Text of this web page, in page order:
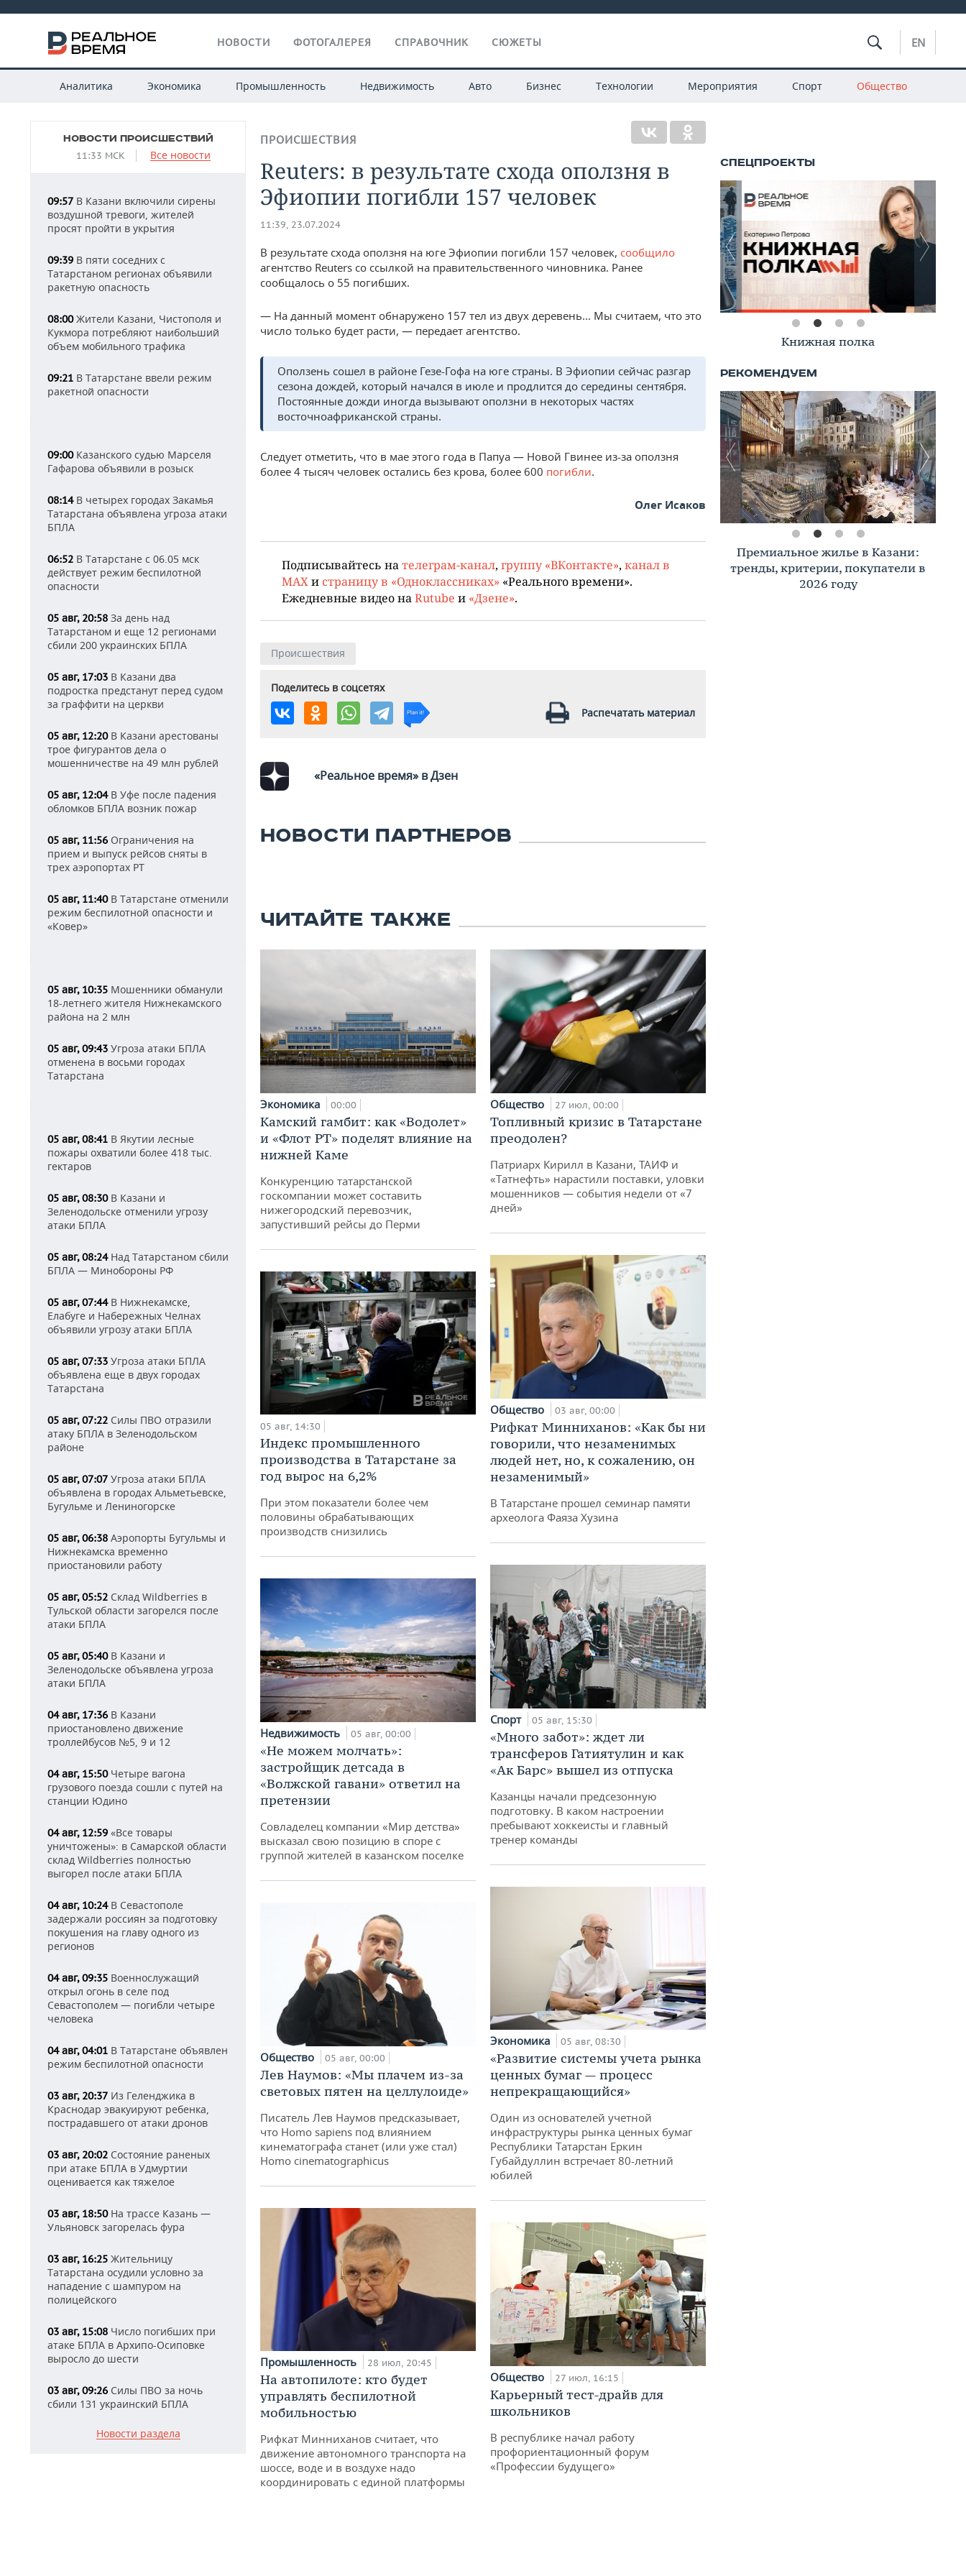
НОВОСТИ ФОТОГАЛЕРЕЯ СПРАВОЧНИК СЮЖЕТЫ EN
Аналитика Экономика Промышленность Недвижимость Авто Бизнес Технологии Мероприятия Спорт Общество
НОВОСТИ ПРОИСШЕСТВИЙ
11:33 МСК Все новости
09:57 В Казани включили сирены
воздушной тревоги, жителей
просят пройти в укрытия
09:39 В пяти соседних с
Татарстаном регионах объявили
ракетную опасность
08:00Жители Казани, Чистополя и
Кукмора потребляют наибольший
объем мобильного трафика
09:21 В Татарстане ввели режим
ракетной опасности
09:00Казанского судью Марселя
Гафарова объявили в розыск
08:14В четырех городах Закамья
Татарстана объявлена угроза атаки
БПЛА
06:52 В Татарстане с 06.05 мск
действует режим беспилотной
опасности
05 авг, 20:58 За день над
Татарстаном и еще 12 регионами
сбили 200 украинских БПЛА
05 авг, 17:03 В Казани два
подростка предстанут перед судом
за граффити на церкви
05 авг, 12:20В Казани арестованы
трое фигурантов дела о
мошенничестве на 49 млн рублей
05 авг, 12:04В Уфе после падения
обломков БПЛА возник пожар
05 авг, 11:56 Ограничения на
прием и выпуск рейсов сняты в
трех аэропортах РТ
05 авг, 11:40В Татарстане отменили
режим беспилотной опасности и
«Ковер»
05 авг, 10:35 Мошенники обманули
18-летнего жителя Нижнекамского
района на 2 млн
05 авг, 09:43 Угроза атаки БПЛА
отменена в восьми городах
Татарстана
05 авг, 08:41 В Якутии лесные
пожары охватили более 418 тыс.
гектаров
05 авг, 08:30В Казани и
Зеленодольске отменили угрозу
атаки БПЛА
05 авг, 08:24Над Татарстаном сбили
БПЛА — Минобороны РФ
05 авг, 07:44В Нижнекамске,
Елабуге и Набережных Челнах
объявили угрозу атаки БПЛА
05 авг, 07:33 Угроза атаки БПЛА
объявлена еще в двух городах
Татарстана
05 авг, 07:22 Силы ПВО отразили
атаку БПЛА в Зеленодольском
районе
05 авг, 07:07 Угроза атаки БПЛА
объявлена в городах Альметьевске,
Бугульме и Лениногорске
05 авг, 06:38 Аэропорты Бугульмы и
Нижнекамска временно
приостановили работу
05 авг, 05:52 Склад Wildberries в
Тульской области загорелся после
атаки БПЛА
05 авг, 05:40В Казани и
Зеленодольске объявлена угроза
атаки БПЛА
04 авг, 17:36 В Казани
приостановлено движение
троллейбусов №5, 9 и 12
04 авг, 15:50Четыре вагона
грузового поезда сошли с путей на
станции Юдино
04 авг, 12:59 «Все товары
уничтожены»: в Самарской области
склад Wildberries полностью
выгорел после атаки БПЛА
04 авг, 10:24В Севастополе
задержали россиян за подготовку
покушения на главу одного из
регионов
04 авг, 09:35 Военнослужащий
открыл огонь в селе под
Севастополем — погибли четыре
человека
04 авг, 04:01 В Татарстане объявлен
режим беспилотной опасности
03 авг, 20:37 Из Геленджика в
Краснодар эвакуируют ребенка,
пострадавшего от атаки дронов
03 авг, 20:02 Состояние раненых
при атаке БПЛА в Удмуртии
оценивается как тяжелое
03 авг, 18:50На трассе Казань —
Ульяновск загорелась фура
03 авг, 16:25 Жительницу
Татарстана осудили условно за
нападение с шампуром на
полицейского
03 авг, 15:08 Число погибших при
атаке БПЛА в Архипо-Осиповке
выросло до шести
03 авг, 09:26 Силы ПВО за ночь
сбили 131 украинский БПЛА
Новости раздела
ПРОИСШЕСТВИЯ
Reuters: в результате схода оползня в
Эфиопии погибли 157 человек
11:39, 23.07.2024
В результате схода оползня на юге Эфиопии погибли 157 человек, сообщило
агентство Reuters со ссылкой на правительственного чиновника. Ранее
сообщалось о 55 погибших.
— На данный момент обнаружено 157 тел из двух деревень... Мы считаем, что это
число только будет расти, — передает агентство.
Оползень сошел в районе Гезе-Гофа на юге страны. В Эфиопии сейчас разгар
сезона дождей, который начался в июле и продлится до середины сентября.
Постоянные дожди иногда вызывают оползни в некоторых частях
восточноафриканской страны.
Следует отметить, что в мае этого года в Папуа — Новой Гвинее из-за оползня
более 4 тысяч человек остались без крова, более 600 погибли.
Олег Исаков
Подписывайтесь на телеграм-канал, группу «ВКонтакте», канал в
MAX и страницу в «Одноклассниках» «Реального времени».
Ежедневные видео на Rutube и «Дзене».
Происшествия
Поделитесь в соцсетях
Распечатать материал
«Реальное время» в Дзен
НОВОСТИ ПАРТНЕРОВ
ЧИТАЙТЕ ТАКЖЕ
Экономика 00:00
Камский гамбит: как «Водолет»
и «Флот РТ» поделят влияние на
нижней Каме
Конкуренцию татарстанской
госкомпании может составить
нижегородский перевозчик,
запустивший рейсы до Перми
05 авг, 14:30
Индекс промышленного
производства в Татарстане за
год вырос на 6,2%
При этом показатели более чем
половины обрабатывающих
производств снизились
Недвижимость 05 авг, 00:00
«Не можем молчать»:
застройщик детсада в
«Волжской гавани» ответил на
претензии
Совладелец компании «Мир детства»
высказал свою позицию в споре с
группой жителей в казанском поселке
Общество 05 авг, 00:00
Лев Наумов: «Мы плачем из-за
световых пятен на целлулоиде»
Писатель Лев Наумов предсказывает,
что Homo sapiens под влиянием
кинематографа станет (или уже стал)
Homo cinematographicus
Промышленность 28 июл, 20:45
На автопилоте: кто будет
управлять беспилотной
мобильностью
Рифкат Минниханов считает, что
движение автономного транспорта на
шоссе, воде и в воздухе надо
координировать с единой платформы
Общество 27 июл, 00:00
Топливный кризис в Татарстане
преодолен?
Патриарх Кирилл в Казани, ТАИФ и
«Татнефть» нарастили поставки, уловки
мошенников — события недели от «7
дней»
Общество 03 авг, 00:00
Рифкат Минниханов: «Как бы ни
говорили, что незаменимых
людей нет, но, к сожалению, он
незаменимый»
В Татарстане прошел семинар памяти
археолога Фаяза Хузина
Спорт 05 авг, 15:30
«Много забот»: ждет ли
трансферов Гатиятулин и как
«Ак Барс» вышел из отпуска
Казанцы начали предсезонную
подготовку. В каком настроении
пребывают хоккеисты и главный
тренер команды
Экономика 05 авг, 08:30
«Развитие системы учета рынка
ценных бумаг — процесс
непрекращающийся»
Один из основателей учетной
инфраструктуры рынка ценных бумаг
Республики Татарстан Еркин
Губайдуллин встречает 80-летний
юбилей
Общество 27 июл, 16:15
Карьерный тест-драйв для
школьников
В республике начал работу
профориентационный форум
«Профессии будущего»
Книжная полка
Премиальное жилье в Казани:
тренды, критерии, покупатели в
2026 году